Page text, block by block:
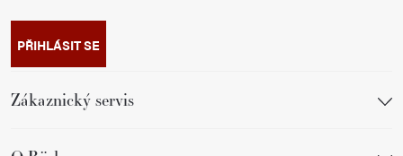
PŘIHLÁSIT SE
Zákaznický servis